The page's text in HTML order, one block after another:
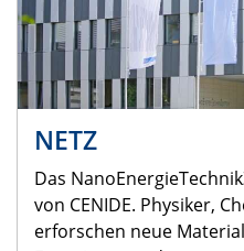
NETZ
Das
von CENIDE. Physiker,
erforschen neue